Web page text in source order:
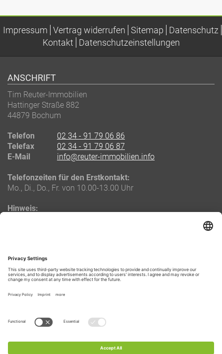
Impressum Vertrag widerrufen Sitemap
Datenschutz
Kontakt
Datenschutzeinstellungen
ANSCHRIFT
Tim Reuter-Immobilien
Hattinger Straße 882
44879 Bochum
Telefon
02 34 - 91 79 06 86
Telefax
02 34 - 91 79 06 87
E-Mail
info@reuter-immobilien.info
Telefonzeiten für den Erstkontakt:
Mo., Di., Do., Fr. von 10.00-13.00 Uhr
Hinweis:
Die oben genannten Telefonzeiten gelten ausschließlich für
LAGE & ROUTENPLANUNG
Routenplanung zu uns
Copyright 2026 bei Tim Reuter-Immobilien - Alle Rechte